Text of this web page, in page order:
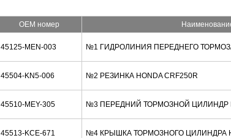
OEM номер
45125-MEN-003 №1 ГИДРОЛИНИЯ ПЕРЕДНЕГО ТОРМОЗА
45504-KN5-006 №2 РЕЗИНКА HONDA CRF250R
45510-MEY-305 №3 ПЕРЕДНИЙ ТОРМОЗНОЙ ЦИЛИНДР В
45513-KCE-671 №4 КРЫШКА ТОРМОЗНОГО ЦИЛИНДРА